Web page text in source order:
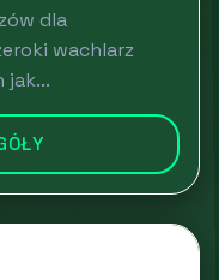
dla
wachlarz
jak...